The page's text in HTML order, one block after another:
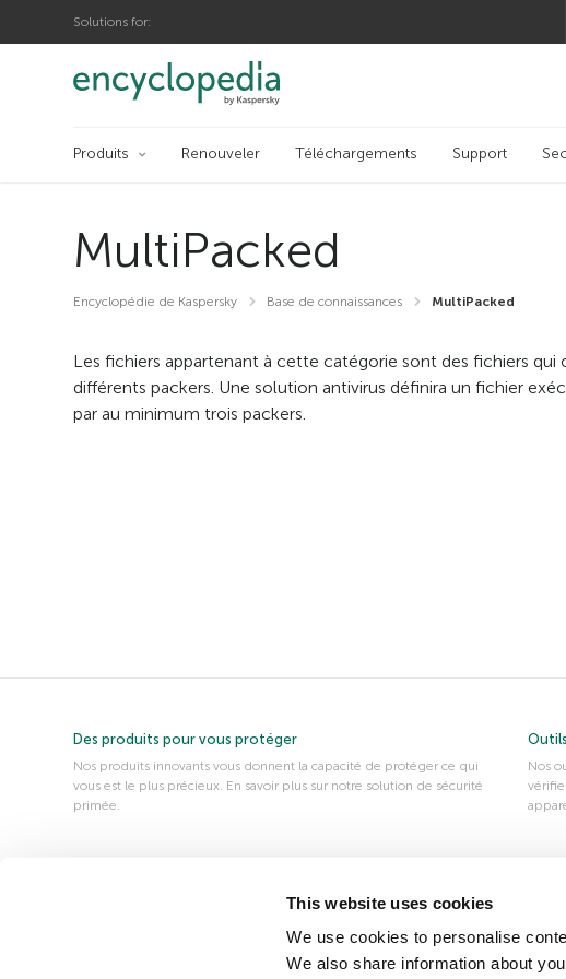
This website uses cookies
We use cookies to personalise
We also share information about
Solutions for:
Produits Renouveler Téléchargements Support
MultiPacked
Encyclopédie de Kaspersky Base de connaissances MultiPacked
Les fichiers appartenant à cette catégorie sont des fichiers
différents packers. Une solution antivirus définira un fichier
par au minimum trois packers.
Des produits pour vous protéger
Nos produits innovants vous donnent la capacité de protéger ce qui
vous est le plus précieux. En savoir plus sur notre solution de sécurité
primée.
Nos
Obtenez plus d’informations sur nous, notre façon de travailler et les
raisons pour lesquelles nous nous engageons à sécuriser davantage les